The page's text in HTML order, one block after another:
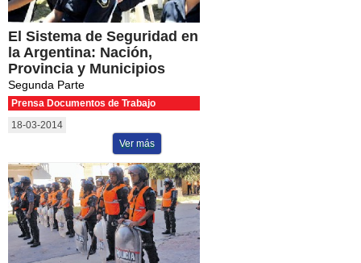
El Sistema de Seguridad en
la Argentina: Nación,
Provincia y Municipios
Segunda Parte
Prensa Documentos de Trabajo
18-03-2014
Ver más